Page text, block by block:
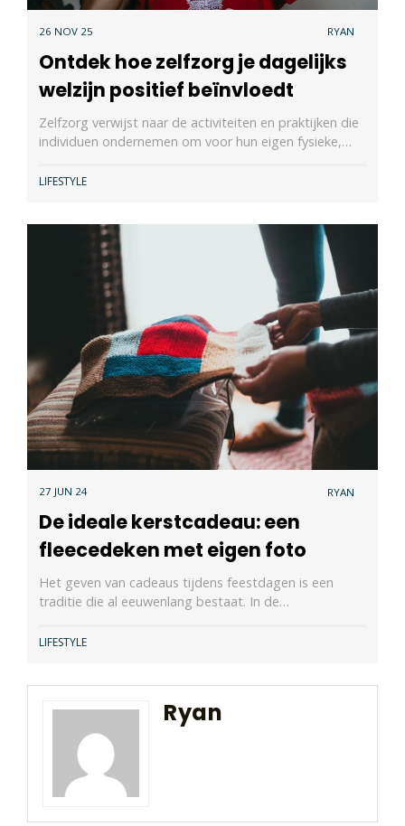
26 NOV 25 RYAN
Ontdek hoe zelfzorg je dagelijks
welzijn positief beïnvloedt
Zelfzorg verwijst naar de activiteiten en praktijken die
individuen ondernemen om voor hun eigen fysieke,…
LIFESTYLE
27 JUN 24 RYAN
De ideale kerstcadeau: een
fleecedeken met eigen foto
Het geven van cadeaus tijdens feestdagen is een
traditie die al eeuwenlang bestaat. In de…
LIFESTYLE
Ryan